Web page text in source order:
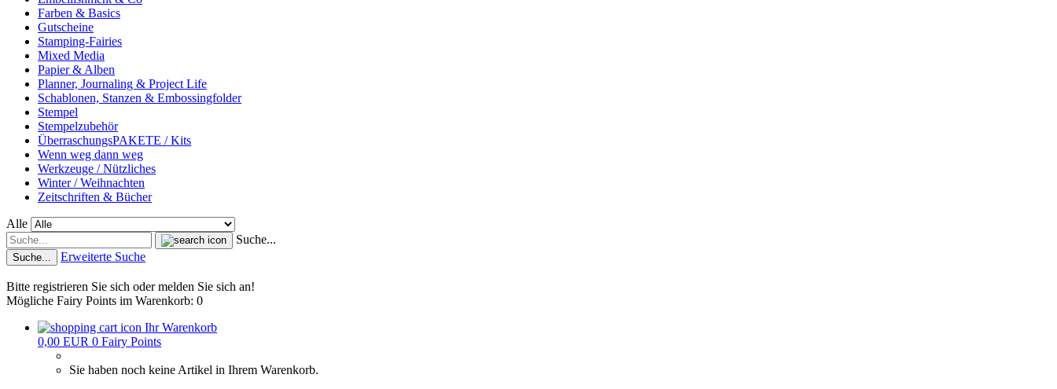
Farben & Basics
Gutscheine
Stamping-Fairies
Mixed Media
Papier & Alben
Planner, Journaling & Project Life
Schablonen, Stanzen & Embossingfolder
Stempel
Stempelzubehör
ÜberraschungsPAKETE / Kits
Wenn weg dann weg
Werkzeuge / Nützliches
Winter / Weihnachten
Zeitschriften & Bücher
Alle
Suche...
Suche... Erweiterte Suche
Bitte registrieren Sie sich oder melden Sie sich an!
Mögliche Fairy Points im Warenkorb: 0
Ihr Warenkorb
0,00 EUR 0 Fairy Points
Sie haben noch keine Artikel in Ihrem Warenkorb.